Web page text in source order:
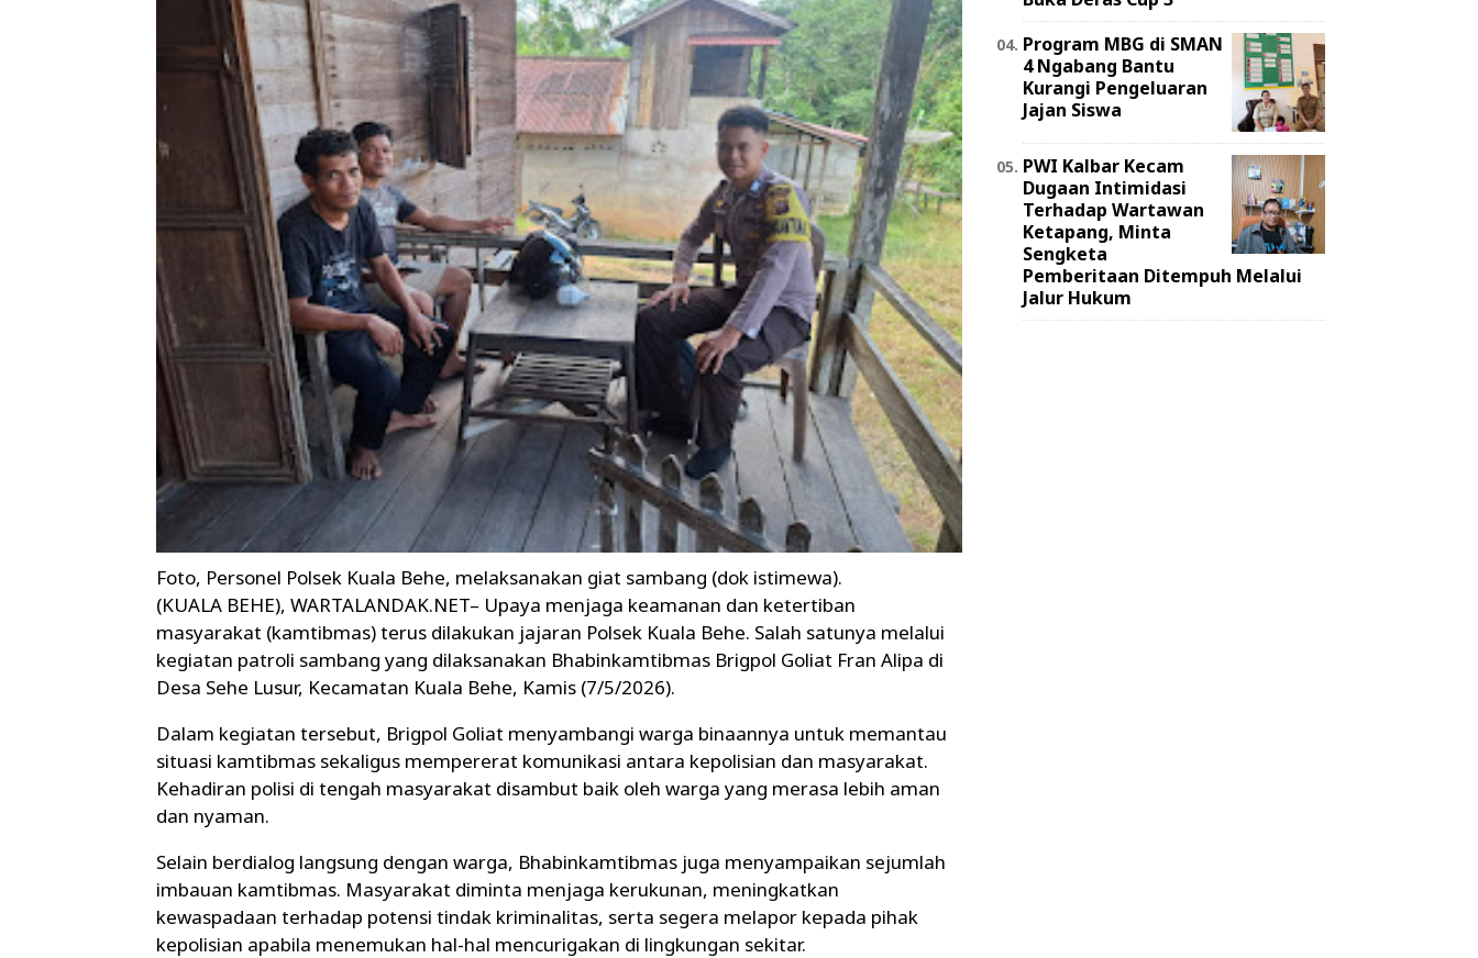
Foto, Personel Polsek Kuala Behe, melaksanakan giat sambang (dok istimewa).
(KUALA BEHE), WARTALANDAK.NET– Upaya menjaga keamanan dan ketertiban
masyarakat (kamtibmas) terus dilakukan jajaran Polsek Kuala Behe. Salah satunya melalui
kegiatan patroli sambang yang dilaksanakan Bhabinkamtibmas Brigpol Goliat Fran Alipa di
Desa Sehe Lusur, Kecamatan Kuala Behe, Kamis (7/5/2026).
Dalam kegiatan tersebut, Brigpol Goliat menyambangi warga binaannya untuk memantau
situasi kamtibmas sekaligus mempererat komunikasi antara kepolisian dan masyarakat.
Kehadiran polisi di tengah masyarakat disambut baik oleh warga yang merasa lebih aman
dan nyaman.
Selain berdialog langsung dengan warga, Bhabinkamtibmas juga menyampaikan sejumlah
imbauan kamtibmas. Masyarakat diminta menjaga kerukunan, meningkatkan
kewaspadaan terhadap potensi tindak kriminalitas, serta segera melapor kepada pihak
kepolisian apabila menemukan hal-hal mencurigakan di lingkungan sekitar.
Program MBG di SMAN
4 Ngabang Bantu
Kurangi Pengeluaran
Jajan Siswa
PWI Kalbar Kecam
Dugaan Intimidasi
Terhadap Wartawan
Ketapang, Minta
Sengketa
Pemberitaan Ditempuh Melalui
Jalur Hukum